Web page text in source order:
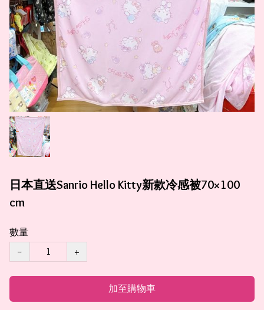
日本直送Sanrio Hello Kitty新款冷感被70×100
cm
數量
−
+
加至購物車